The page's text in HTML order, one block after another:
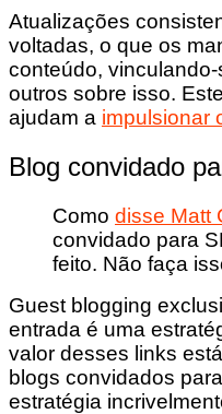
Atualizações
voltadas, o que os
conteúdo,
outros sobre isso.
ajudam a impulsionar
Blog convidado
Como disse Matt
convidado para
feito. Não faça
Guest blogging
entrada é uma
valor desses links
blogs convidados
estratégia